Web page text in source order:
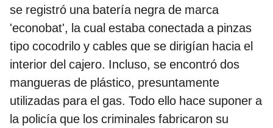
se registró una batería negra de marca
'econobat', la cual estaba conectada a pinzas
tipo cocodrilo y cables que se dirigían hacia el
interior del cajero. Incluso, se encontró dos
mangueras de plástico, presuntamente
utilizadas para el gas. Todo ello hace suponer a
la policía que los criminales fabricaron su